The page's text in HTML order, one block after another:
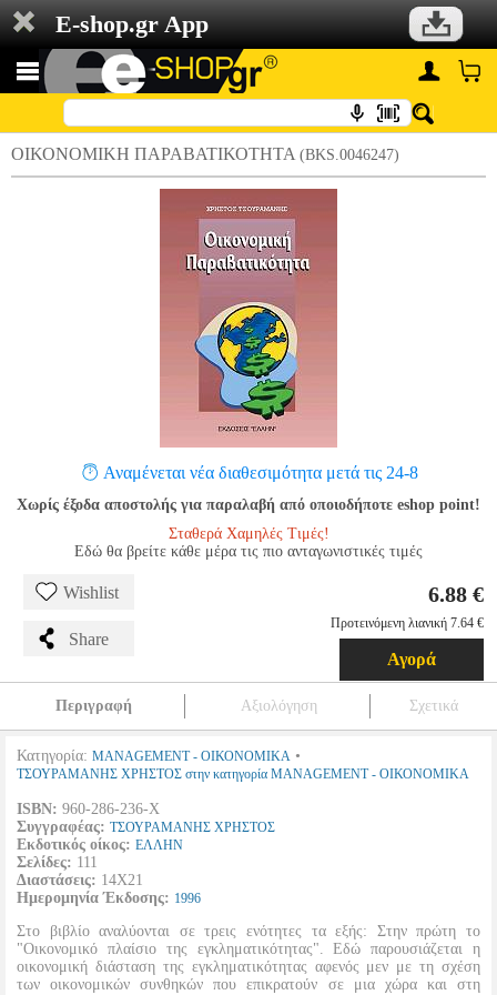
E-shop.gr App
ΟΙΚΟΝΟΜΙΚΗ ΠΑΡΑΒΑΤΙΚΟΤΗΤΑ (BKS.0046247)
Αναμένεται νέα διαθεσιμότητα μετά τις 24-8
Χωρίς έξοδα αποστολής για παραλαβή από οποιοδήποτε eshop point!
Σταθερά Χαμηλές Τιμές!
Εδώ θα βρείτε κάθε μέρα τις πιο ανταγωνιστικές τιμές
Wishlist
Share
6.88 €
Προτεινόμενη λιανική 7.64 €
Αγορά
Περιγραφή Αξιολόγηση Σχετικά
Κατηγορία: MANAGEMENT - ΟΙΚΟΝΟΜΙΚΑ •
ΤΣΟΥΡΑΜΑΝΗΣ ΧΡΗΣΤΟΣ στην κατηγορία MANAGEMENT - ΟΙΚΟΝΟΜΙΚΑ
ISBN: 960-286-236-Χ
Συγγραφέας: ΤΣΟΥΡΑΜΑΝΗΣ ΧΡΗΣΤΟΣ
Εκδοτικός οίκος: ΕΛΛΗΝ
Σελίδες: 111
Διαστάσεις: 14Χ21
Ημερομηνία Έκδοσης: 1996
Στο βιβλίο αναλύονται σε τρεις ενότητες τα εξής: Στην πρώτη το
"Οικονομικό πλαίσιο της εγκληματικότητας". Εδώ παρουσιάζεται η
οικονομική διάσταση της εγκληματικότητας αφενός μεν με τη σχέση
των οικονομικών συνθηκών που επικρατούν σε μια χώρα και στη